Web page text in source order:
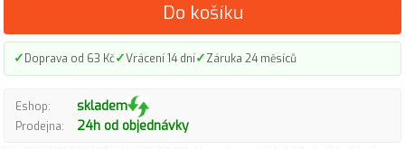
Do košíku
✓Doprava od 63 Kč✓Vrácení 14 dní✓Záruka 24 měsíců
Eshop: skladem
Prodejna: 24h od objednávky